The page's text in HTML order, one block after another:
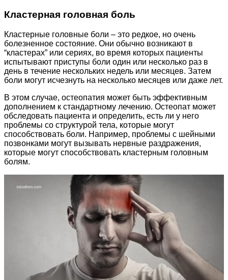
Кластерная головная боль
Кластерные головные боли – это редкое, но очень
болезненное состояние. Они обычно возникают в
“кластерах” или сериях, во время которых пациенты
испытывают приступы боли один или несколько раз в
день в течение нескольких недель или месяцев. Затем
боли могут исчезнуть на несколько месяцев или даже лет.
В этом случае, остеопатия может быть эффективным
дополнением к стандартному лечению. Остеопат может
обследовать пациента и определить, есть ли у него
проблемы со структурой тела, которые могут
способствовать боли. Например, проблемы с шейными
позвонками могут вызывать нервные раздражения,
которые могут способствовать кластерным головным
болям.